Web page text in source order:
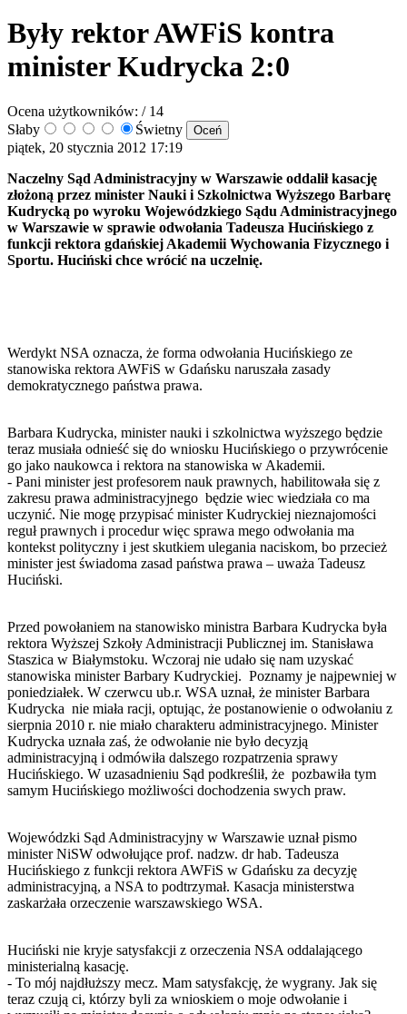
Były rektor AWFiS kontra
minister Kudrycka 2:0
Ocena użytkowników: / 14
Słaby
Świetny
piątek, 20 stycznia 2012 17:19
Naczelny Sąd Administracyjny w Warszawie oddalił kasację
złożoną przez minister Nauki i Szkolnictwa Wyższego Barbarę
Kudrycką po wyroku Wojewódzkiego Sądu Administracyjnego
w Warszawie w sprawie odwołania Tadeusza Hucińskiego z
funkcji rektora gdańskiej Akademii Wychowania Fizycznego i
Sportu. Huciński chce wrócić na uczelnię.
Werdykt NSA oznacza, że forma odwołania Hucińskiego ze
stanowiska rektora AWFiS w Gdańsku naruszała zasady
demokratycznego państwa prawa.
Barbara Kudrycka, minister nauki i szkolnictwa wyższego będzie
teraz musiała odnieść się do wniosku Hucińskiego o przywrócenie
go jako naukowca i rektora na stanowiska w Akademii.
- Pani minister jest profesorem nauk prawnych, habilitowała się z
zakresu prawa administracyjnego będzie wiec wiedziała co ma
uczynić. Nie mogę przypisać minister Kudryckiej nieznajomości
reguł prawnych i procedur więc sprawa mego odwołania ma
kontekst polityczny i jest skutkiem ulegania naciskom, bo przecież
minister jest świadoma zasad państwa prawa – uważa Tadeusz
Huciński.
Przed powołaniem na stanowisko ministra Barbara Kudrycka była
rektora Wyższej Szkoły Administracji Publicznej im. Stanisława
Staszica w Białymstoku. Wczoraj nie udało się nam uzyskać
stanowiska minister Barbary Kudryckiej. Poznamy je najpewniej w
poniedziałek. W czerwcu ub.r. WSA uznał, że minister Barbara
Kudrycka nie miała racji, optując, że postanowienie o odwołaniu z
sierpnia 2010 r. nie miało charakteru administracyjnego. Minister
Kudrycka uznała zaś, że odwołanie nie było decyzją
administracyjną i odmówiła dalszego rozpatrzenia sprawy
Hucińskiego. W uzasadnieniu Sąd podkreślił, że pozbawiła tym
samym Hucińskiego możliwości dochodzenia swych praw.
Wojewódzki Sąd Administracyjny w Warszawie uznał pismo
minister NiSW odwołujące prof. nadzw. dr hab. Tadeusza
Hucińskiego z funkcji rektora AWFiS w Gdańsku za decyzję
administracyjną, a NSA to podtrzymał. Kasacja ministerstwa
zaskarżała orzeczenie warszawskiego WSA.
Huciński nie kryje satysfakcji z orzeczenia NSA oddalającego
ministerialną kasację.
- To mój najdłuższy mecz. Mam satysfakcję, że wygrany. Jak się
teraz czują ci, którzy byli za wnioskiem o moje odwołanie i